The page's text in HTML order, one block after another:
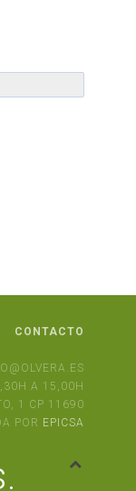
CONTACTO
A 15,00H
1 CP 11690
POR EPICSA